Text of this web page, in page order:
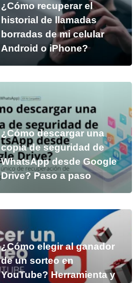
¿Cómo recuperar el
historial de llamadas
borradas de mi celular
Android o iPhone?
¿Cómo descargar una
copia de seguridad de
WhatsApp desde Google
Drive? Paso a paso
¿Cómo elegir al ganador
de un sorteo en
YouTube? Herramienta y